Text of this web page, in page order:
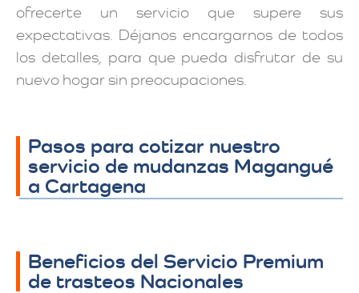
ofrecerte un servicio que supere sus
expectativas. Déjanos encargarnos de todos
los detalles, para que pueda disfrutar de su
nuevo hogar sin preocupaciones.
Pasos para cotizar nuestro
servicio de mudanzas Magangué
a Cartagena
Beneficios del Servicio Premium
de trasteos Nacionales